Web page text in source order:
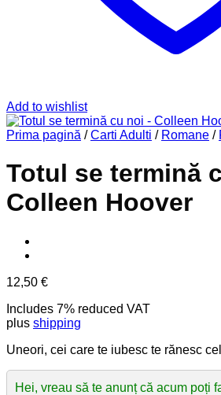
Add to wishlist
Prima pagină / Carti Adulti / Romane /
Totul se termină
Colleen Hoover
12,50 €
Includes 7% reduced VAT
plus shipping
Uneori, cei care te iubesc te rănesc
Hei, vreau să te anunț că acum poți